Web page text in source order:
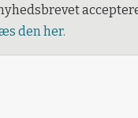
den her.